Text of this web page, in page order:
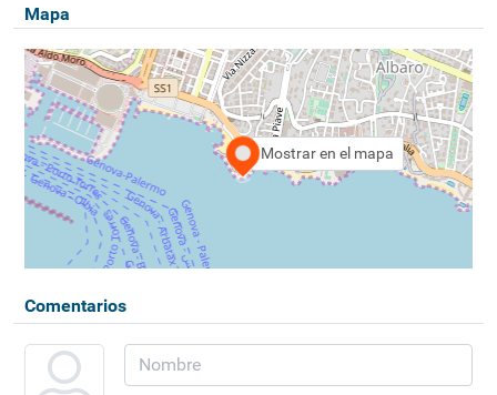
Mapa
Mostrar en el mapa
Comentarios